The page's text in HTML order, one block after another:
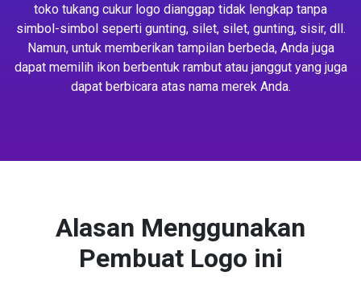
toko tukang cukur logo dianggap tidak lengkap tanpa
simbol-simbol seperti gunting, silet, silet, gunting, sisir, dll.
Namun, untuk memberikan tampilan berbeda, Anda juga
dapat memilih ikon berbentuk rambut atau janggut yang juga
dapat berbicara atas nama merek Anda.
Alasan Menggunakan
Pembuat Logo ini